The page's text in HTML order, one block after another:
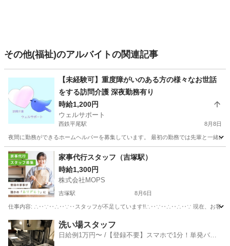
その他(福祉)のアルバイトの関連記事
【未経験可】重度障がいのある方の様々なお世話
をする訪問介護 深夜勤務有り
時給1,200円
ウェルサポート
西鉄平尾駅 8月8日
夜間に勤務ができるホームヘルパーを募集しています。 最初の勤務では先輩と一緒
福岡 福岡市 西鉄平尾駅 訪問介護 夜間
家事代行スタッフ（吉塚駅）
時給1,300円
株式会社MOPS
吉塚駅 8月6日
仕事内容: ∴‥∵‥∴‥∵‥スタッフが不足しています!!∴‥∵‥∴‥∴‥∵ 現在、お客様から多
福岡 福岡市 吉塚駅 ホームヘルパー
洗い場スタッフ
日給例1万円〜 /【登録不要】スマホで1分！単発バイ